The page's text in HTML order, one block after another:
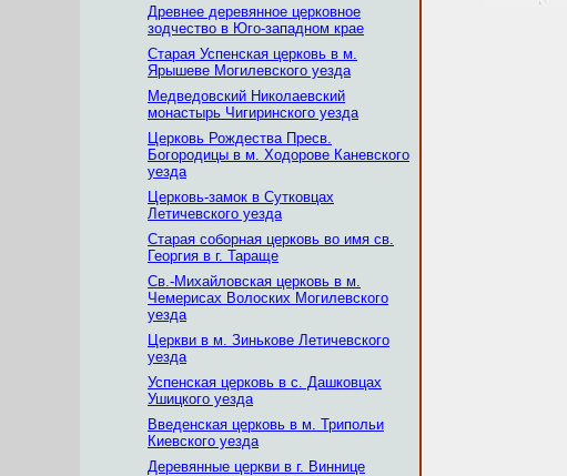
Древнее деревянное церковное
зодчество в Юго-западном крае
Старая Успенская церковь в м.
Ярышеве Могилевского уезда
Медведовский Николаевский
монаcтырь Чигиринского уезда
Церковь Рождества Пресв.
Богородицы в м. Ходорове Каневского
уезда
Церковь-замок в Сутковцах
Летичевского уезда
Старая соборная церковь во имя св.
Георгия в г. Тараще
Св.-Михайловская церковь в м.
Чемерисах Волоских Могилевского
уезда
Церкви в м. Зинькове Летичевского
уезда
Успенская церковь в с. Дашковцах
Ушицкого уезда
Введенская церковь в м. Трипольи
Киевского уезда
Деревянные церкви в г. Виннице